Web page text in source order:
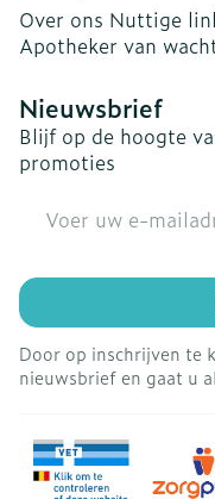
Over ons Nuttige
Apotheker van
Nieuwsbrief
Blijf op de hoogte
promoties
Door op inschrijven te
nieuwsbrief en gaat u